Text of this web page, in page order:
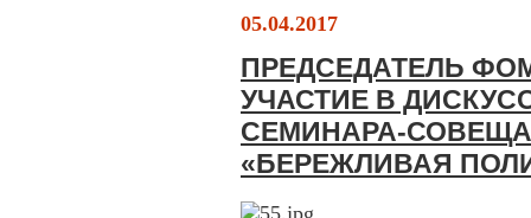
05.04.2017
ПРЕДСЕДАТЕЛЬ
УЧАСТИЕ В
СЕМИНАРА-
«БЕРЕЖЛИВАЯ